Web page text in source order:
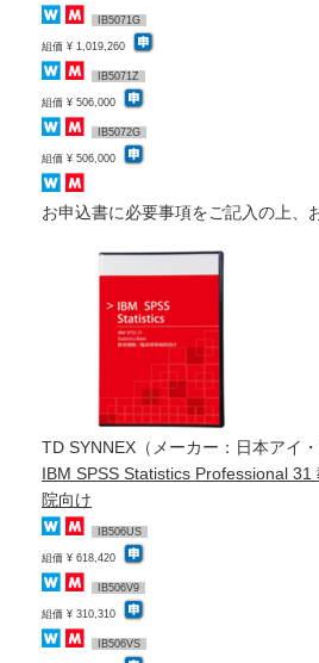
IB5071G
組価 ¥ 1,019,260
IB5071Z
組価 ¥ 506,000
IB5072G
組価 ¥ 506,000
お申込書に必要事項をご記入の上、
TD SYNNEX（メーカー：日本アイ・
IBM SPSS Statistics Professional 31
院向け
IB506US
組価 ¥ 618,420
IB506V9
組価 ¥ 310,310
IB506VS